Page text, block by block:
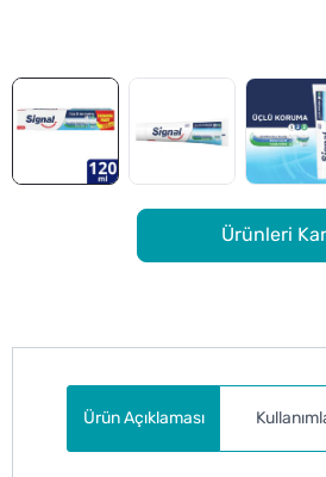
Ürünleri
Ürün Açıklaması